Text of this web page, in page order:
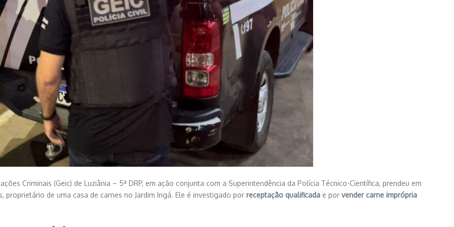
Criminais (Geic) de Luziânia – 5ª DRP, em ação conjunta com a Superintendência da Polícia Técnico-Científica, prendeu em
de uma casa de carnes no Jardim Ingá. Ele é investigado por receptação qualificada e por vender carne imprópria